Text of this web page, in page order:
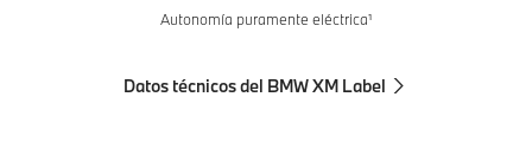
Autonomía puramente eléctrica¹
Datos técnicos del BMW XM Label